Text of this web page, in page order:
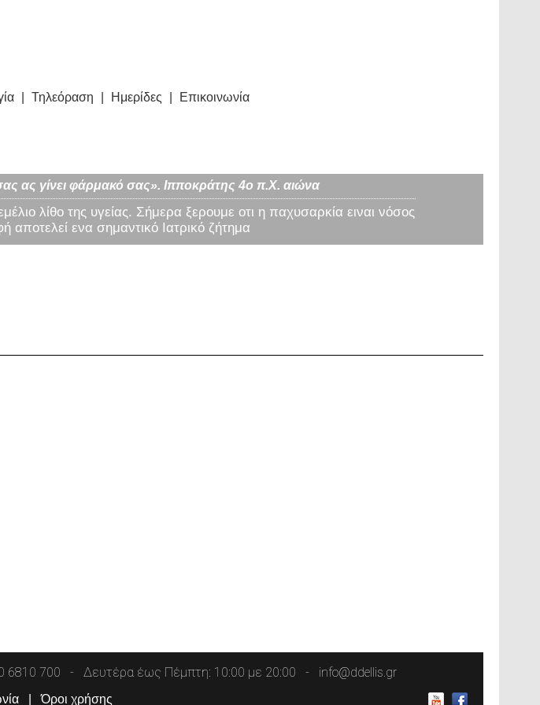
Τηλεόραση Ημερίδες Επικοινωνία
ας γίνει φάρμακό σας». Ιπποκράτης 4ο π.Χ. αιώνα
λίθο της υγείας. Σήμερα ξερουμε οτι η παχυσαρκία ειναι νόσος
ενα σημαντικό Ιατρικό ζήτημα
6810 700 Δευτέρα έως Πέμπτη: 10:00 με 20:00 info@ddellis.gr
Όροι χρήσης